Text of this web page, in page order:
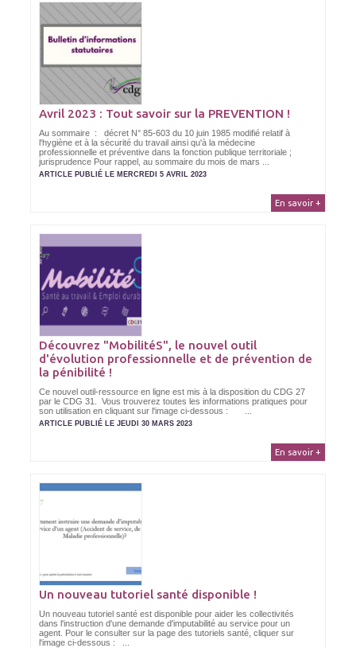
Avril 2023 : Tout savoir sur la PREVENTION !
Au sommaire : décret N° 85-603 du 10 juin 1985 modifié relatif à
l'hygiène et à la sécurité du travail ainsi qu'à la médecine
professionnelle et préventive dans la fonction publique territoriale ;
jurisprudence Pour rappel, au sommaire du mois de mars ...
ARTICLE PUBLIÉ LE MERCREDI 5 AVRIL 2023
En savoir +
Découvrez "MobilitéS", le nouvel outil
d'évolution professionnelle et de prévention de
la pénibilité !
Ce nouvel outil-ressource en ligne est mis à la disposition du CDG 27
par le CDG 31. Vous trouverez toutes les informations pratiques pour
son utilisation en cliquant sur l'image ci-dessous : ...
ARTICLE PUBLIÉ LE JEUDI 30 MARS 2023
En savoir +
Un nouveau tutoriel santé disponible !
Un nouveau tutoriel santé est disponible pour aider les collectivités
dans l'instruction d'une demande d'imputabilité au service pour un
agent. Pour le consulter sur la page des tutoriels santé, cliquer sur
l'image ci-dessous : ...